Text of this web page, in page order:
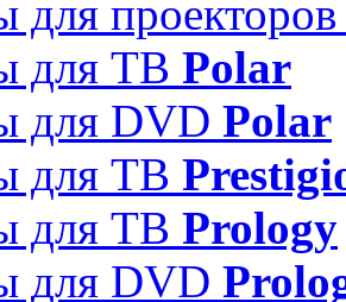
для
для ТВ Polar
для DVD Polar
для ТВ
для ТВ Prology
для DVD